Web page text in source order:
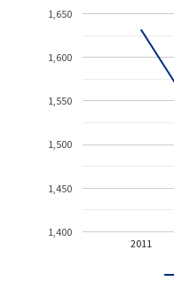
2011
1,400
1,450
1,500
1,550
1,600
1,650